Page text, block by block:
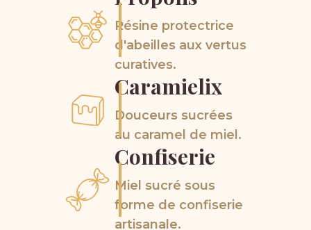
Résine protectrice
d'abeilles aux vertus
curatives.
Caramielix
Douceurs sucrées
au caramel de miel.
Confiserie
Miel sucré sous
forme de confiserie
artisanale.